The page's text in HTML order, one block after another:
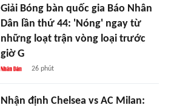
Giải Bóng bàn quốc gia Báo Nhân
Dân lần thứ 44: 'Nóng' ngay từ
những loạt trận vòng loại trước
giờ G
26 phút
Nhận định Chelsea vs AC Milan: